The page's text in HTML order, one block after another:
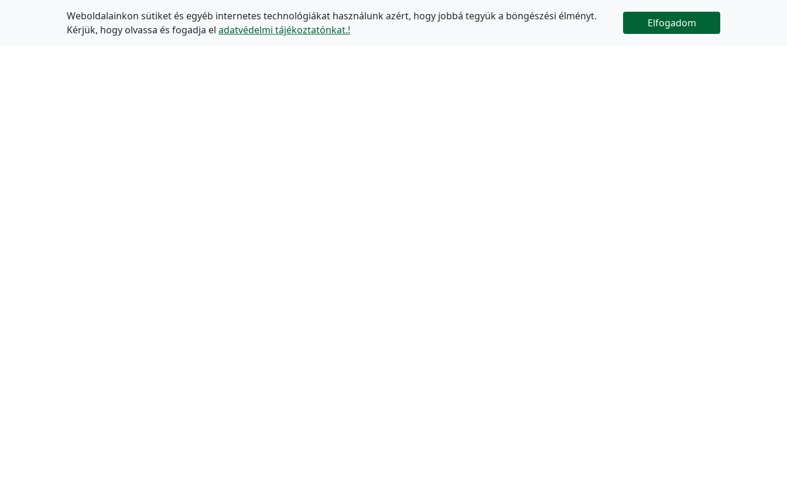
Az oldal folytatódik
Weboldalainkon sütiket és egyéb internetes technológiákat használunk azért, hogy jobbá tegyük a böngészési élményt.
Kérjük, hogy olvassa és fogadja el adatvédelmi tájékoztatónkat.!
Elfogadom